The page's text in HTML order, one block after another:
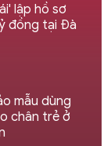
lập hồ sơ
đồng tại Đà
mẫu dùng
chân trẻ ở